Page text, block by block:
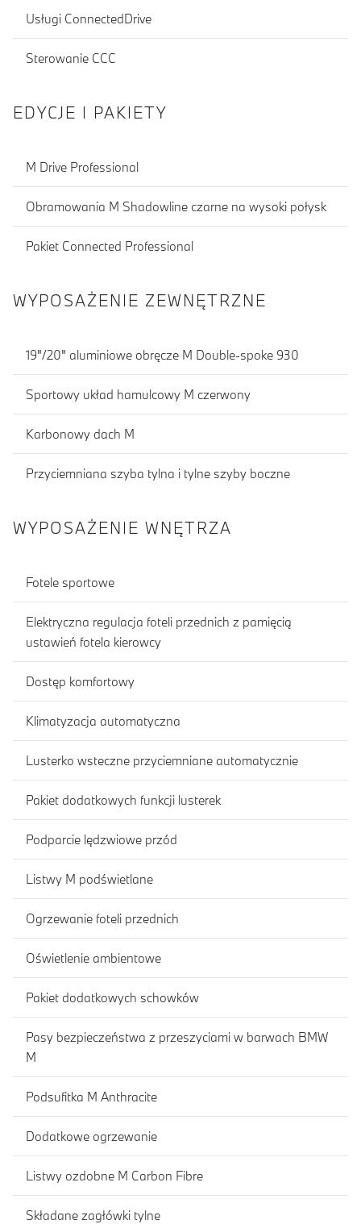
Usługi ConnectedDrive
Sterowanie CCC
EDYCJE I PAKIETY
M Drive Professional
Obramowania M Shadowline czarne na wysoki połysk
Pakiet Connected Professional
WYPOSAŻENIE ZEWNĘTRZNE
19"/20" aluminiowe obręcze M Double-spoke 930
Sportowy układ hamulcowy M czerwony
Karbonowy dach M
Przyciemniana szyba tylna i tylne szyby boczne
WYPOSAŻENIE WNĘTRZA
Fotele sportowe
Elektryczna regulacja foteli przednich z pamięcią
ustawień fotela kierowcy
Dostęp komfortowy
Klimatyzacja automatyczna
Lusterko wsteczne przyciemniane automatycznie
Pakiet dodatkowych funkcji lusterek
Podparcie lędzwiowe przód
Listwy M podświetlane
Ogrzewanie foteli przednich
Oświetlenie ambientowe
Pakiet dodatkowych schowków
Pasy bezpieczeństwa z przeszyciami w barwach BMW
M
Podsufitka M Anthracite
Dodatkowe ogrzewanie
Listwy ozdobne M Carbon Fibre
Składane zagłówki tylne